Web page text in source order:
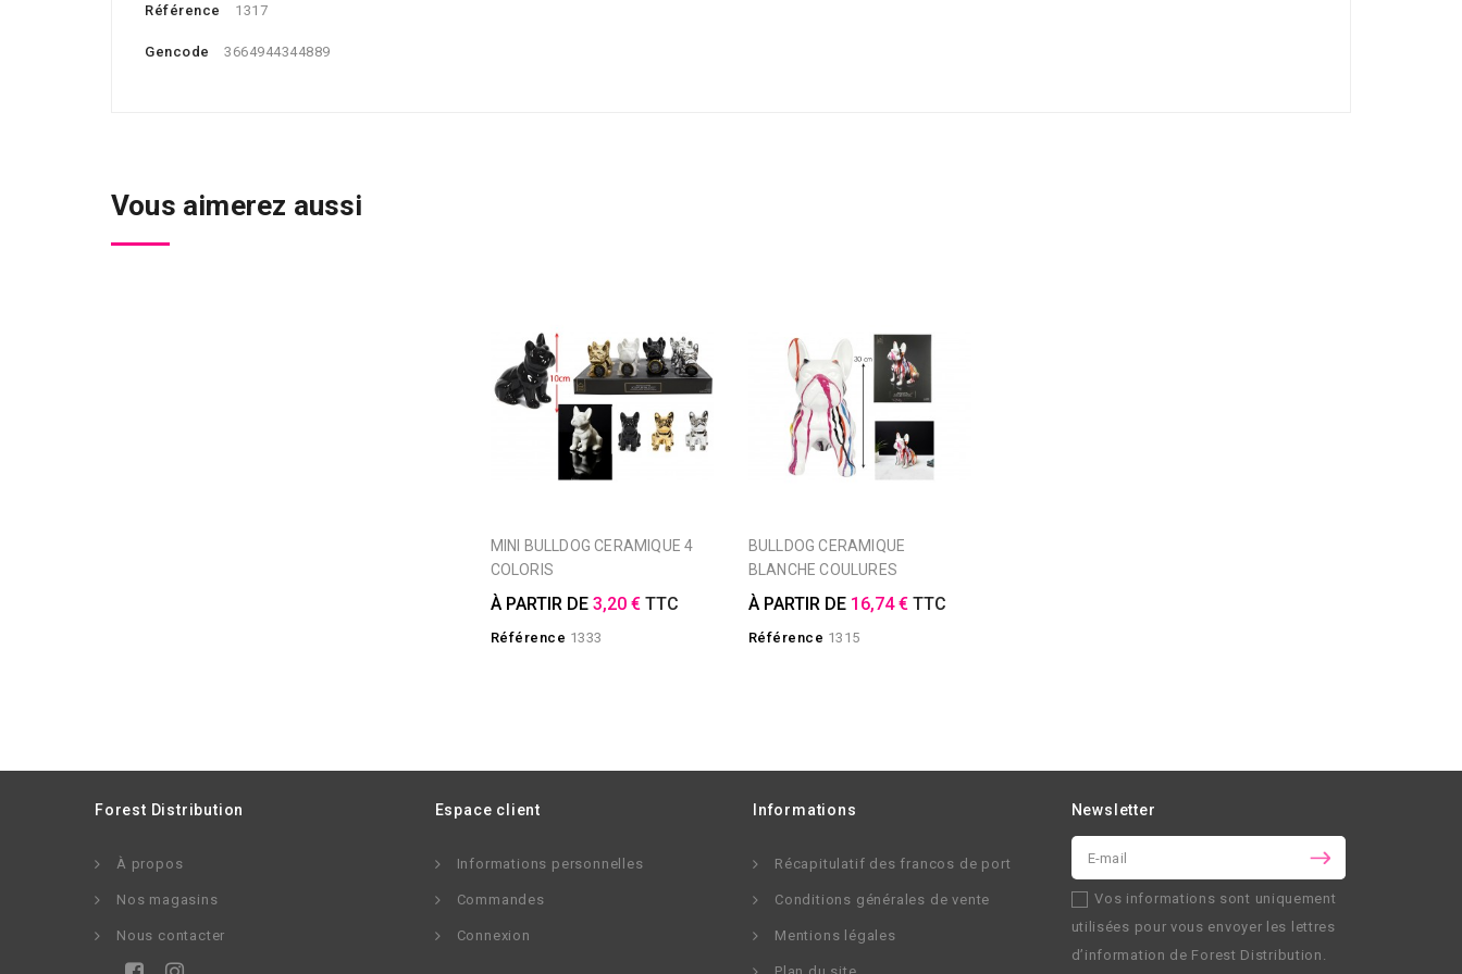
Référence 1317
Gencode 3664944344889
Vous aimerez aussi
MINI BULLDOG CERAMIQUE 4
COLORIS
À PARTIR DE 3,20 € TTC
Référence 1333
BULLDOG CERAMIQUE
BLANCHE COULURES
À PARTIR DE 16,74 € TTC
Référence 1315
Forest Distribution
À propos
Nos magasins
Nous contacter
Espace client
Informations personnelles
Commandes
Connexion
Informations
Récapitulatif des francos de port
Conditions générales de vente
Mentions légales
Newsletter
Vos informations sont uniquement
utilisées pour vous envoyer les lettres
d’information de Forest Distribution .